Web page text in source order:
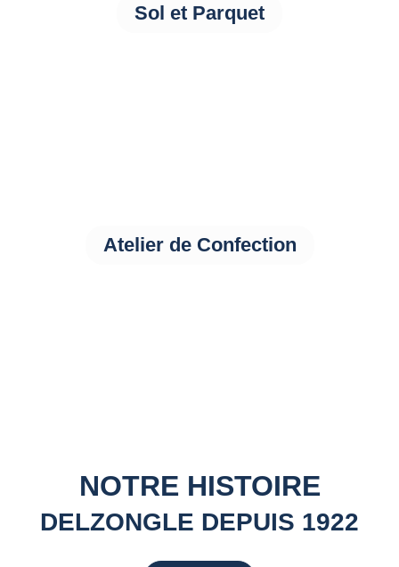
Sol et Parquet
Atelier de Confection
NOTRE HISTOIRE
DELZONGLE DEPUIS 1922